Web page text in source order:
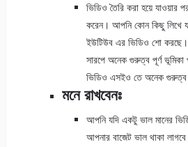
ভিডিও তৈরি করা হয়ে যাওয়ার
করেন। আপনি কোন কিছু লিখে
ইউটিউব এর ভিডিও শো
সারপে অনেক গুরুত্ব পূর্ণ
ভিডিও এসইও তে অনেক গুরুত্ব
মনে রাখবেনঃ
আপনি যদি একটু ভাল মানের
আপনার বাজেট ভাল থাকা